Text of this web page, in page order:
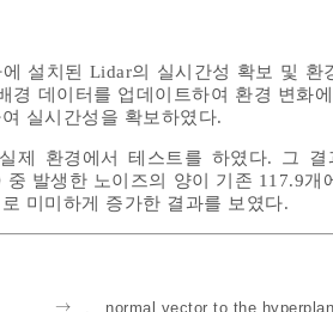
설치된 Lidar의 실시간성 확보 및
경 데이터를 업데이트하여 환경 변화
실시간성을 확보하였다.
제 환경에서 테스트를 하였다. 그
중 발생한 노이즈의 양이 기존 117.9
미미하게 증가한 결과를 보였다.
→ normal vector to the